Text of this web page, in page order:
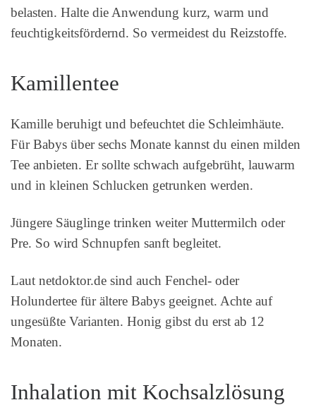
belasten. Halte die Anwendung kurz, warm und
feuchtigkeitsfördernd. So vermeidest du Reizstoffe.
Kamillentee
Kamille beruhigt und befeuchtet die Schleimhäute.
Für Babys über sechs Monate kannst du einen milden
Tee anbieten. Er sollte schwach aufgebrüht, lauwarm
und in kleinen Schlucken getrunken werden.
Jüngere Säuglinge trinken weiter Muttermilch oder
Pre. So wird Schnupfen sanft begleitet.
Laut netdoktor.de sind auch Fenchel- oder
Holundertee für ältere Babys geeignet. Achte auf
ungesüßte Varianten. Honig gibst du erst ab 12
Monaten.
Inhalation mit Kochsalzlösung